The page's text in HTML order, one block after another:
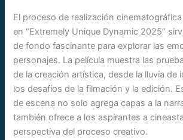
El proceso de realización
en “Extremely Unique Dynamic 2025”
de fondo fascinante para explorar las
personajes. La película muestra las
de la creación artística, desde la lluvia de
los desafíos de la filmación y la edición.
de escena no solo agrega capas a la
también ofrece a los aspirantes a
perspectiva del proceso creativo.